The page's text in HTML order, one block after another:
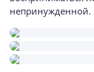
непринужденной.